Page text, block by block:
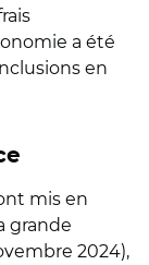
a été
en
mis en
grande
2024),